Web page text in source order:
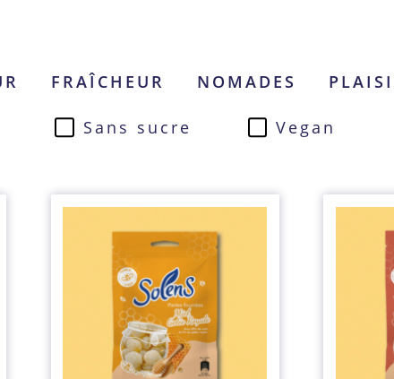
FRAÎCHEUR NOMADES
Sans sucre Vegan